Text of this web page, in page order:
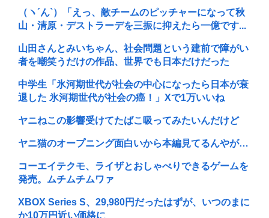
（ヽ´ん`）「えっ、敵チームのピッチャーになって秋
山・清原・デストラーデを三振に抑えたら一億です...
山田さんとみいちゃん、社会問題という建前で障がい
者を嘲笑うだけの作品、世界でも日本だけだった
中学生「氷河期世代が社会の中心になったら日本が衰
退した 氷河期世代が社会の癌！」Xで1万いいね
ヤニねこの影響受けてたばこ吸ってみたいんだけど
ヤニ猫のオープニング面白いから本編見てるんやが…
コーエイテクモ、ライザとおしゃべりできるゲームを
発売。ムチムチムワァ
XBOX Series S、29,980円だったはずが、いつのまに
か10万円近い価格に